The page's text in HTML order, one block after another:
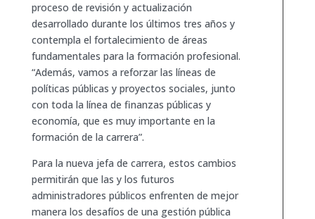
proceso de revisión y actualización
desarrollado durante los últimos tres años y
contempla el fortalecimiento de áreas
fundamentales para la formación profesional.
“Además, vamos a reforzar las líneas de
políticas públicas y proyectos sociales, junto
con toda la línea de finanzas públicas y
economía, que es muy importante en la
formación de la carrera”.
Para la nueva jefa de carrera, estos cambios
permitirán que las y los futuros
administradores públicos enfrenten de mejor
manera los desafíos de una gestión pública